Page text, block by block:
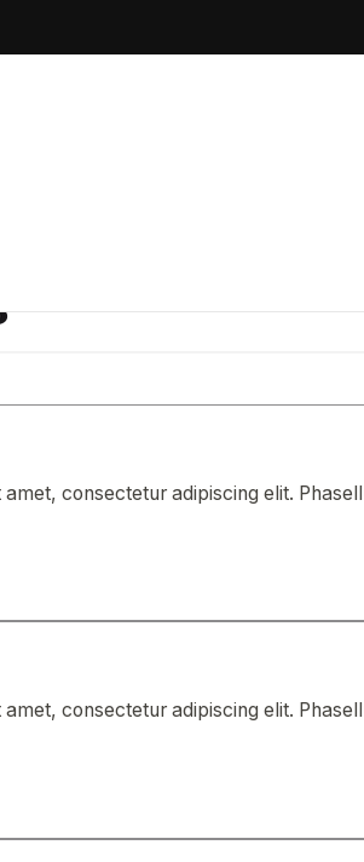
consectetur adipiscing elit.
amet, consectetur adipiscing elit.